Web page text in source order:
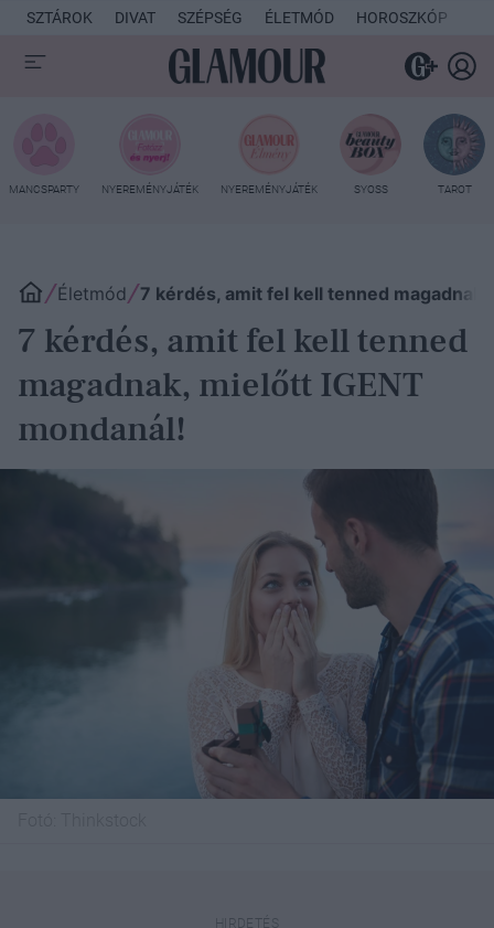
SZTÁROK DIVAT SZÉPSÉG ÉLETMÓD HOROSZKÓP
MANCSPARTY NYEREMÉNYJÁTÉK NYEREMÉNYJÁTÉK SYOSS TAROT
Életmód 7 kérdés, amit fel kell tenned
7 kérdés, amit fel kell tenned
magadnak, mielőtt IGENT
mondanál!